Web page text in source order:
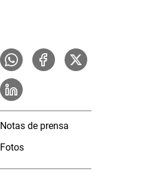
Notas de prensa
Fotos